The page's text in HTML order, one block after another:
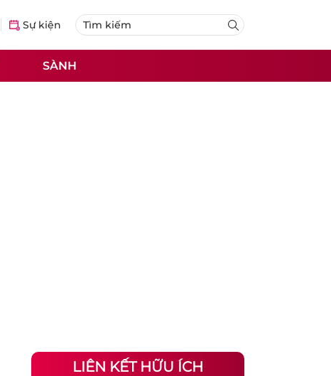
Sự kiện
SÀNH
LIÊN KẾT HỮU ÍCH